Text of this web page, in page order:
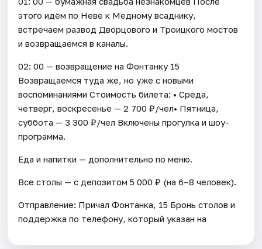
этого идём по Неве к Медному всаднику,
встречаем развод Дворцового и Троицкого мостов
и возвращаемся в каналы.
02: 00 — возвращение на Фонтанку 15
Возвращаемся туда же, но уже с новыми
воспоминаниями Стоимость билета: • Среда,
четверг, воскресенье — 2 700 ₽/чел• Пятница,
суббота — 3 300 ₽/чел Включены прогулка и шоу-
программа.
Еда и напитки — дополнительно по меню.
Все столы — с депозитом 5 000 ₽ (на 6–8 человек).
Отправление: Причал Фонтанка, 15 Бронь столов и
поддержка по телефону, который указан на